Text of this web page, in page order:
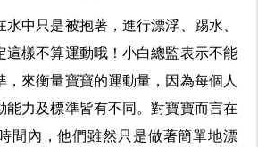
中只是被抱著，進行漂浮、踢水、
這樣不算運動哦！小白總監表示不能
，來衡量寶寶的運動量，因為每個人
能力及標準皆有不同。對寶寶而言在
間內，他們雖然只是做著簡單地漂